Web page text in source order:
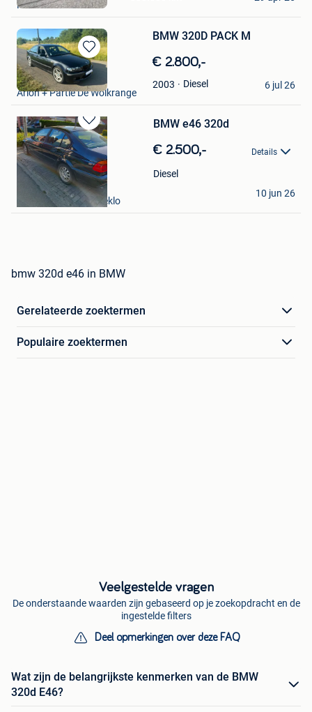
Favorieten
Herselt
Bewaren
in
Mijn
Favorieten
BMW 320D PACK M
€ 2.800,-
2003 Diesel
Fredo
Arlon + Partie De Wolkrange
6 jul 26
Bewaren
in
Mijn
Favorieten
BMW e46 320d
€ 2.500,- Details
Diesel
Thomas dm
Adegem+Deel Van Eeklo
10 jun 26
bmw 320d e46 in BMW
Gerelateerde zoektermen
Populaire zoektermen
Veelgestelde vragen
De onderstaande waarden zijn gebaseerd op je zoekopdracht en de
ingestelde filters
Deel opmerkingen over deze FAQ
Wat zijn de belangrijkste kenmerken van de BMW
320d E46?